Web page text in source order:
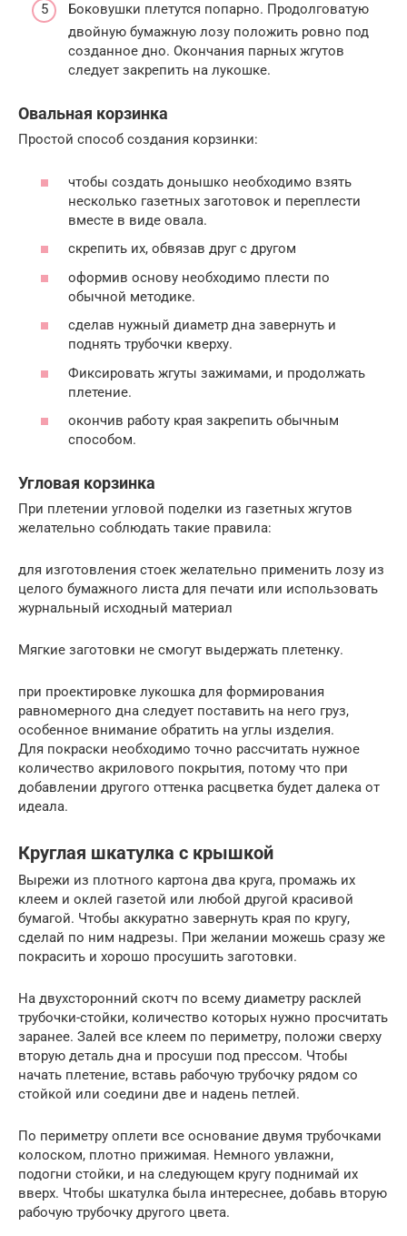
Боковушки плетутся попарно. Продолговатую
двойную бумажную лозу положить ровно под
созданное дно. Окончания парных жгутов
следует закрепить на лукошке.
Овальная корзинка
Простой способ создания корзинки:
чтобы создать донышко необходимо взять
несколько газетных заготовок и переплести
вместе в виде овала.
скрепить их, обвязав друг с другом
оформив основу необходимо плести по
обычной методике.
сделав нужный диаметр дна завернуть и
поднять трубочки кверху.
Фиксировать жгуты зажимами, и продолжать
плетение.
окончив работу края закрепить обычным
способом.
Угловая корзинка
При плетении угловой поделки из газетных жгутов
желательно соблюдать такие правила:
для изготовления стоек желательно применить лозу из
целого бумажного листа для печати или использовать
журнальный исходный материал
Мягкие заготовки не смогут выдержать плетенку.
при проектировке лукошка для формирования
равномерного дна следует поставить на него груз,
особенное внимание обратить на углы изделия.
Для покраски необходимо точно рассчитать нужное
количество акрилового покрытия, потому что при
добавлении другого оттенка расцветка будет далека от
идеала.
Круглая шкатулка с крышкой
Вырежи из плотного картона два круга, промажь их
клеем и оклей газетой или любой другой красивой
бумагой. Чтобы аккуратно завернуть края по кругу,
сделай по ним надрезы. При желании можешь сразу же
покрасить и хорошо просушить заготовки.
На двухсторонний скотч по всему диаметру расклей
трубочки-стойки, количество которых нужно просчитать
заранее. Залей все клеем по периметру, положи сверху
вторую деталь дна и просуши под прессом. Чтобы
начать плетение, вставь рабочую трубочку рядом со
стойкой или соедини две и надень петлей.
По периметру оплети все основание двумя трубочками
колоском, плотно прижимая. Немного увлажни,
подогни стойки, и на следующем кругу поднимай их
вверх. Чтобы шкатулка была интереснее, добавь вторую
рабочую трубочку другого цвета.